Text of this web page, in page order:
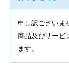
申し訳ございま
商品及びサービ
ます。